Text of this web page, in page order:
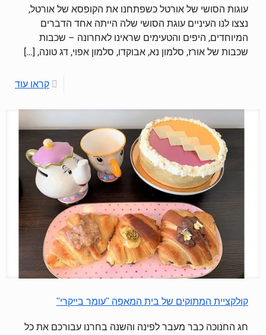
עוגות הסושי של אורטל כשפתחנו את הקופסא של אורטל,
נצצו לנו העיניים עוגת הסושי שלה הייתה אחד הדברים
המיוחדים, היפים והטעימים שראינו לאחרונה – שכבות
שכבות של אורז, סלמון נא, אבוקדו, סלמון אפוי, דג טונה, […]
קראו עוד
קולקציית המתוקים של בית המאפה "עומר בייקרי"
חג החנוכה כבר מעבר לפינה והשנה בחרנו עבורכם את כל